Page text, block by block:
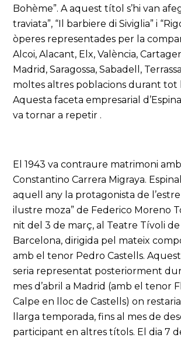
Bohème”. A aquest títol s’hi van
traviata”, “Il barbiere di Siviglia” i
òperes representades per la
Alcoi, Alacant, Elx, València,
Madrid, Saragossa, Sabadell,
moltes altres poblacions durant tot
Aquesta faceta empresarial
va tornar a repetir .
El 1943 va contraure matrimoni amb
Constantino Carrera Migraya.
aquell any la protagonista de
ilustre moza” de Federico Moreno
nit del 3 de març, al Teatre Tívoli de
Barcelona, dirigida pel mateix
amb el tenor Pedro Castells.
seria representat posteriorment
mes d’abril a Madrid (amb el tenor
Calpe en lloc de Castells) on
llarga temporada, fins al mes de
participant en altres títols. El dia 7